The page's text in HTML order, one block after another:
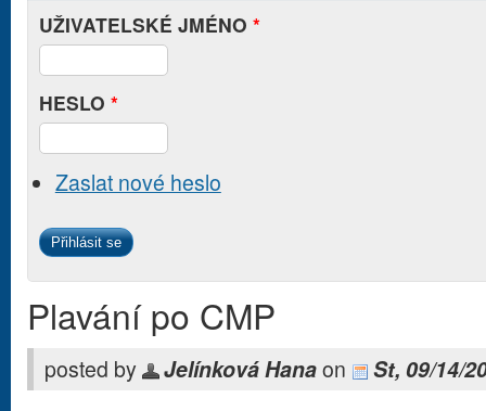
UŽIVATELSKÉ JMÉNO *
HESLO *
Zaslat nové heslo
Plavání po CMP
posted by Jelínková Hanaon
St, 09/14/